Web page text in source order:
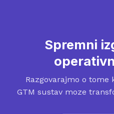
Spremni
Razgovarajmo o tome
GTM sustav moze